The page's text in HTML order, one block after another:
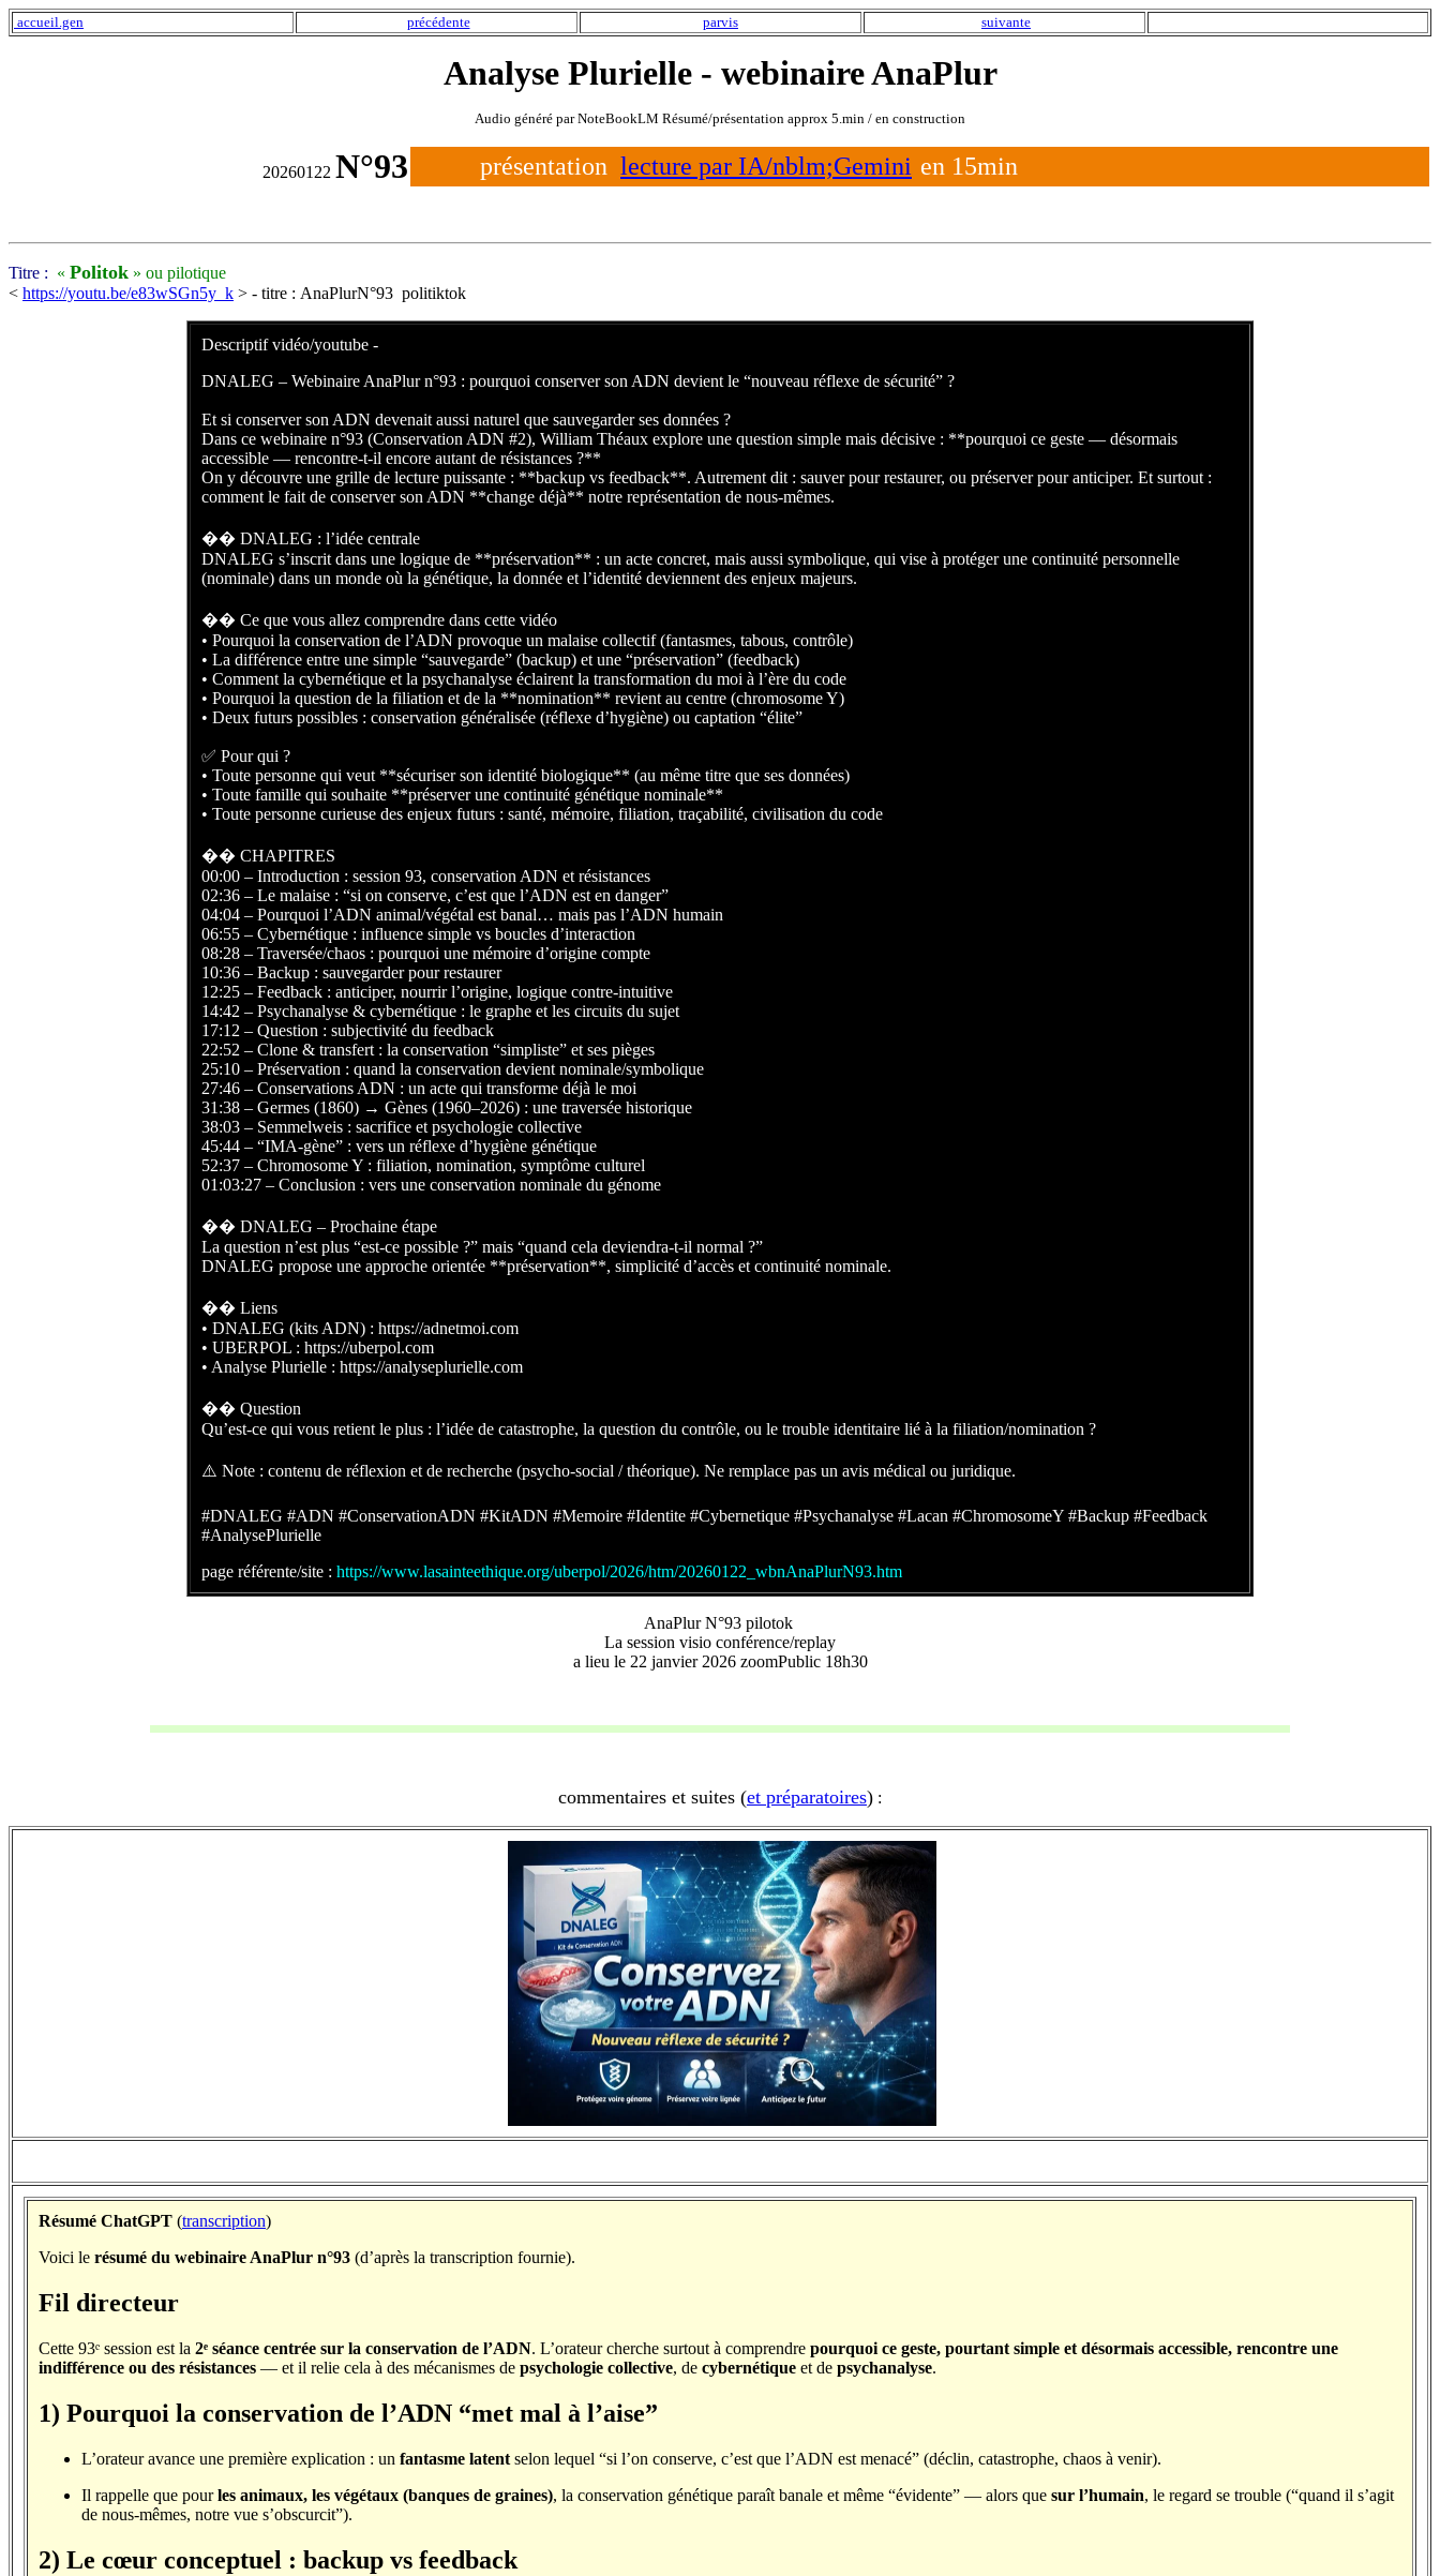
accueil.gen précédente parvis suivante
Analyse Plurielle - webinaire AnaPlur
Audio généré par NoteBookLM Résumé/présentation approx 5.min / en construction
20260122 N°93 présentation lecture par IA/nblm;Gemini en 15min
Titre : « Politok » ou pilotique
< https://youtu.be/e83wSGn5y_k > - titre : AnaPlurN°93 politiktok
Descriptif vidéo/youtube -
DNALEG – Webinaire AnaPlur n°93 : pourquoi conserver son ADN devient le “nouveau réflexe de sécurité” ?
Et si conserver son ADN devenait aussi naturel que sauvegarder ses données ?
Dans ce webinaire n°93 (Conservation ADN #2), William Théaux explore une question simple mais décisive : **pourquoi ce geste — désormais
accessible — rencontre-t-il encore autant de résistances ?**
On y découvre une grille de lecture puissante : **backup vs feedback**. Autrement dit : sauver pour restaurer, ou préserver pour anticiper. Et surtout :
comment le fait de conserver son ADN **change déjà** notre représentation de nous-mêmes.
�� DNALEG : l’idée centrale
DNALEG s’inscrit dans une logique de **préservation** : un acte concret, mais aussi symbolique, qui vise à protéger une continuité personnelle
(nominale) dans un monde où la génétique, la donnée et l’identité deviennent des enjeux majeurs.
�� Ce que vous allez comprendre dans cette vidéo
• Pourquoi la conservation de l’ADN provoque un malaise collectif (fantasmes, tabous, contrôle)
• La différence entre une simple “sauvegarde” (backup) et une “préservation” (feedback)
• Comment la cybernétique et la psychanalyse éclairent la transformation du moi à l’ère du code
• Pourquoi la question de la filiation et de la **nomination** revient au centre (chromosome Y)
• Deux futurs possibles : conservation généralisée (réflexe d’hygiène) ou captation “élite”
✅ Pour qui ?
• Toute personne qui veut **sécuriser son identité biologique** (au même titre que ses données)
• Toute famille qui souhaite **préserver une continuité génétique nominale**
• Toute personne curieuse des enjeux futurs : santé, mémoire, filiation, traçabilité, civilisation du code
�� CHAPITRES
00:00 – Introduction : session 93, conservation ADN et résistances
02:36 – Le malaise : “si on conserve, c’est que l’ADN est en danger”
04:04 – Pourquoi l’ADN animal/végétal est banal… mais pas l’ADN humain
06:55 – Cybernétique : influence simple vs boucles d’interaction
08:28 – Traversée/chaos : pourquoi une mémoire d’origine compte
10:36 – Backup : sauvegarder pour restaurer
12:25 – Feedback : anticiper, nourrir l’origine, logique contre-intuitive
14:42 – Psychanalyse & cybernétique : le graphe et les circuits du sujet
17:12 – Question : subjectivité du feedback
22:52 – Clone & transfert : la conservation “simpliste” et ses pièges
25:10 – Préservation : quand la conservation devient nominale/symbolique
27:46 – Conservations ADN : un acte qui transforme déjà le moi
31:38 – Germes (1860) → Gènes (1960–2026) : une traversée historique
38:03 – Semmelweis : sacrifice et psychologie collective
45:44 – “IMA-gène” : vers un réflexe d’hygiène génétique
52:37 – Chromosome Y : filiation, nomination, symptôme culturel
01:03:27 – Conclusion : vers une conservation nominale du génome
�� DNALEG – Prochaine étape
La question n’est plus “est-ce possible ?” mais “quand cela deviendra-t-il normal ?”
DNALEG propose une approche orientée **préservation**, simplicité d’accès et continuité nominale.
�� Liens
• DNALEG (kits ADN) : https://adnetmoi.com
• UBERPOL : https://uberpol.com
• Analyse Plurielle : https://analyseplurielle.com
�� Question
Qu’est-ce qui vous retient le plus : l’idée de catastrophe, la question du contrôle, ou le trouble identitaire lié à la filiation/nomination ?
⚠️ Note : contenu de réflexion et de recherche (psycho-social / théorique). Ne remplace pas un avis médical ou juridique.
#DNALEG #ADN #ConservationADN #KitADN #Memoire #Identite #Cybernetique #Psychanalyse #Lacan #ChromosomeY #Backup #Feedback
#AnalysePlurielle
page référente/site : https://www.lasainteethique.org/uberpol/2026/htm/20260122_wbnAnaPlurN93.htm
AnaPlur N°93 pilotok
La session visio conférence/replay
a lieu le 22 janvier 2026 zoomPublic 18h30
commentaires et suites (et préparatoires) :
Résumé ChatGPT (transcription)
Voici le résumé du webinaire AnaPlur n°93 (d’après la transcription fournie).
Fil directeur
Cette 93ᵉ session est la 2ᵉ séance centrée sur la conservation de l’ADN. L’orateur cherche surtout à comprendre pourquoi ce geste, pourtant simple et désormais accessible, rencontre une
indifférence ou des résistances — et il relie cela à des mécanismes de psychologie collective, de cybernétique et de psychanalyse.
1) Pourquoi la conservation de l’ADN “met mal à l’aise”
L’orateur avance une première explication : un fantasme latent selon lequel “si l’on conserve, c’est que l’ADN est menacé” (déclin, catastrophe, chaos à venir).
Il rappelle que pourles animaux, les végétaux (banques de graines), la conservation génétique paraît banale et même “évidente” — alors que sur l’humain, le regard se trouble (“quand il s’agit
de nous-mêmes, notre vue s’obscurcit”).
2) Le cœur conceptuel : backup vs feedback